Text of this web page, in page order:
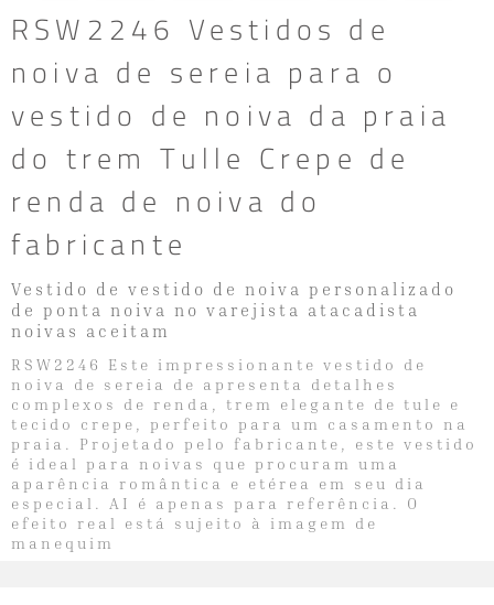
RSW2246 Vestidos de
noiva de sereia para o
vestido de noiva da praia
do trem Tulle Crepe de
renda de noiva do
fabricante
Vestido de vestido de noiva personalizado
de ponta noiva no varejista atacadista
noivas aceitam
RSW2246 Este impressionante vestido de
noiva de sereia de apresenta detalhes
complexos de renda, trem elegante de tule e
tecido crepe, perfeito para um casamento na
praia. Projetado pelo fabricante, este vestido
é ideal para noivas que procuram uma
aparência romântica e etérea em seu dia
especial. AI é apenas para referência. O
efeito real está sujeito à imagem de
manequim